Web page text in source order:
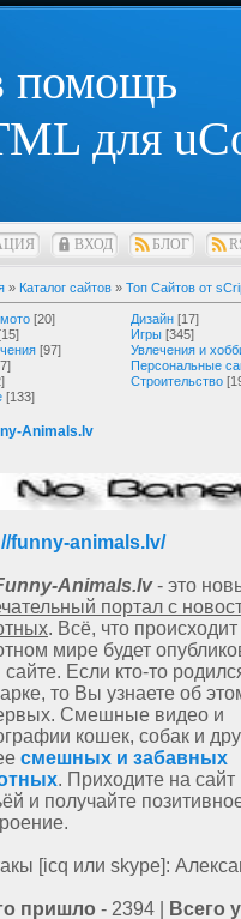
помощь
для
ВХОД БЛОГ
» Каталог сайтов » Топ Сайтов от
[20] Дизайн [17]
Игры [345]
[97]
Увлечения и
Персональные
Строительство
[133]
Animals.lv
funny-animals.lv/
Animals.lv- это
портал с
. Всё, что происходит
мире будет
сайте. Если кто-то
то Вы узнаете об
Смешные видео и
кошек, собак и
смешных и забавных
. Приходите на сайт
и получайте
[icq или skype]:
пришло - 2394 |
Всего